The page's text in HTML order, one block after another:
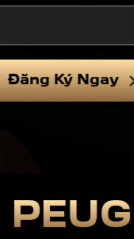
Đăng Ký Ngay